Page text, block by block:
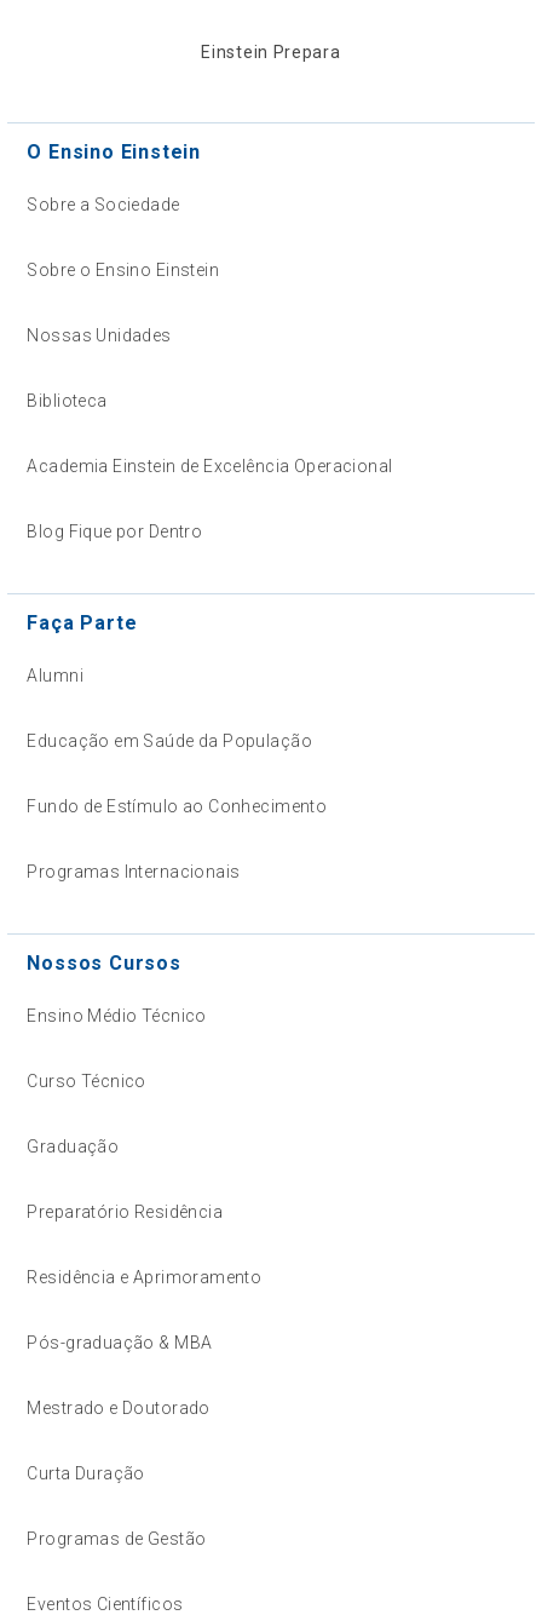
Einstein Prepara
O Ensino Einstein
Sobre a Sociedade
Sobre o Ensino Einstein
Nossas Unidades
Biblioteca
Academia Einstein de Excelência Operacional
Blog Fique por Dentro
Faça Parte
Alumni
Educação em Saúde da População
Fundo de Estímulo ao Conhecimento
Programas Internacionais
Nossos Cursos
Ensino Médio Técnico
Curso Técnico
Graduação
Preparatório Residência
Residência e Aprimoramento
Pós-graduação & MBA
Mestrado e Doutorado
Curta Duração
Programas de Gestão
Eventos Científicos